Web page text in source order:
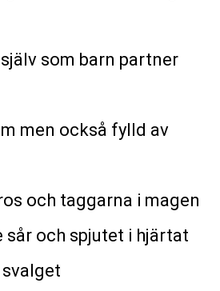
som barn partner
men också fylld av
och taggarna i magen
sår och spjutet i hjärtat